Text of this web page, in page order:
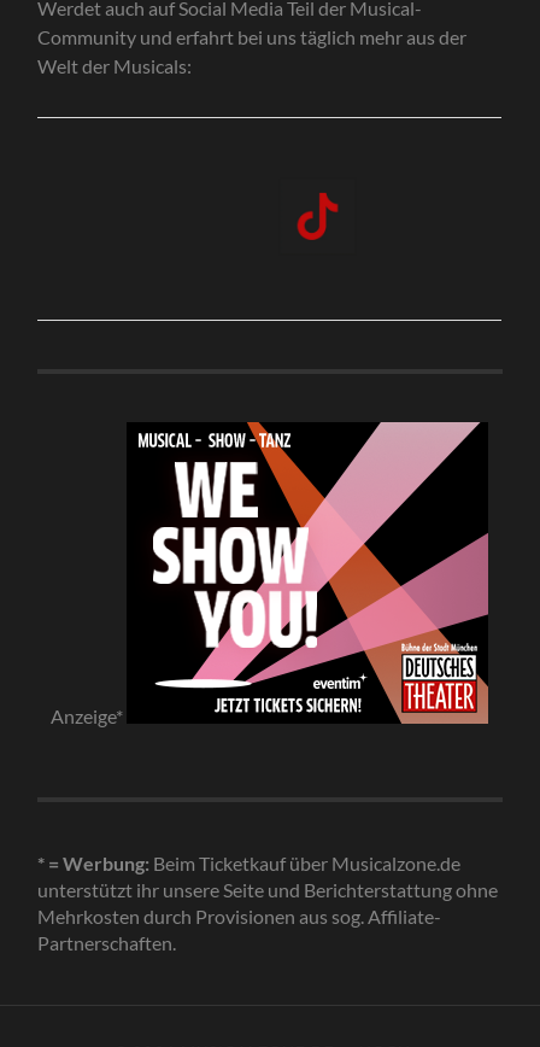
Werdet auch auf Social Media Teil der Musical-
Community und erfahrt bei uns täglich mehr aus der
Welt der Musicals:
Anzeige*
* = Werbung: Beim Ticketkauf über Musicalzone.de
unterstützt ihr unsere Seite und Berichterstattung ohne
Mehrkosten durch Provisionen aus sog. Affiliate-
Partnerschaften.